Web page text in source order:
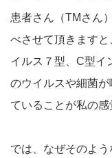
患者さん（TMさん
べさせて頂きます
イルス７型、C型イ
のウイルスや細菌
ていることが私の感
では、なぜそのよ